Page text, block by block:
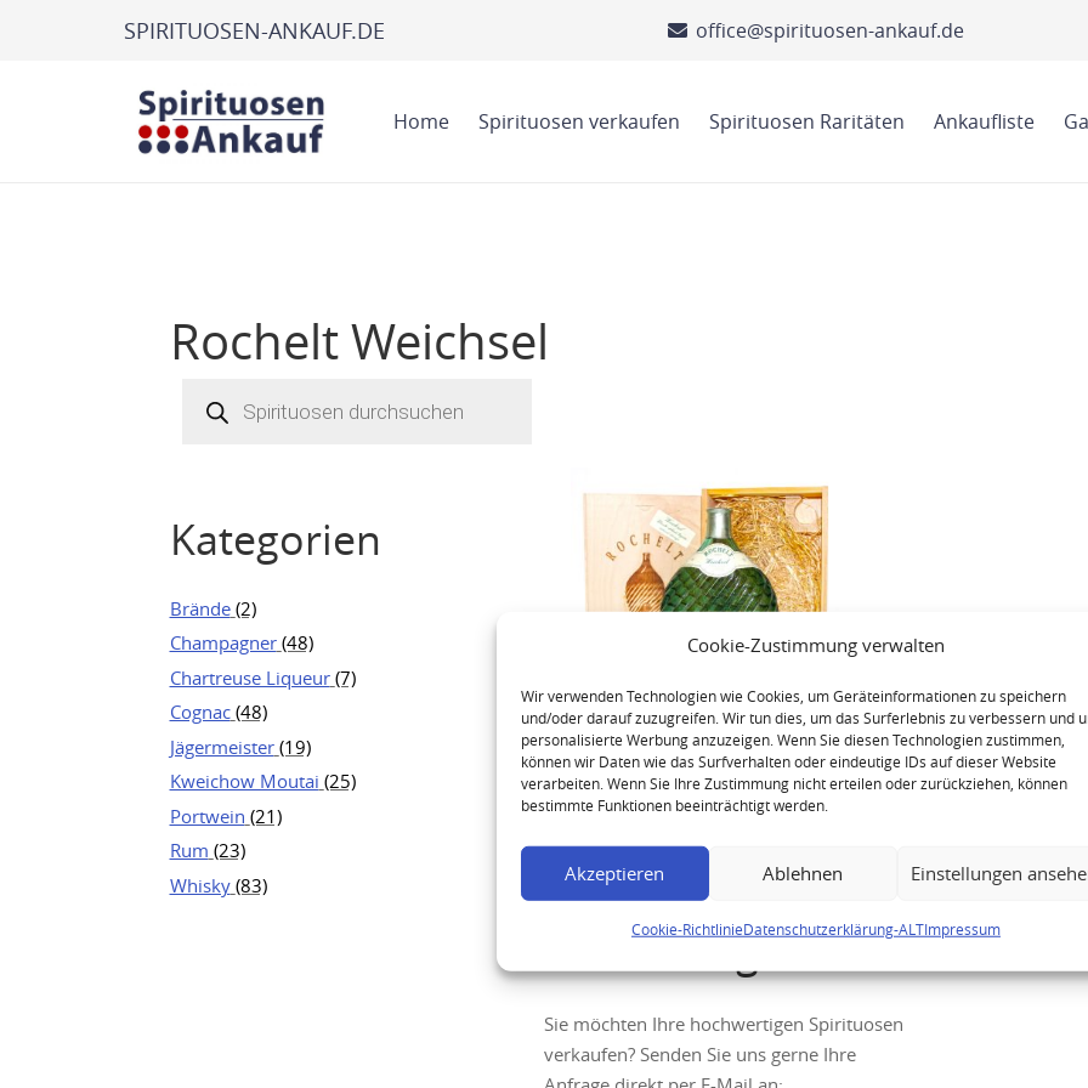
Cookie-Zustimmung verwalten
Wir verwenden Technologien wie Cookies, um Geräteinformationen zu speichern
und/oder darauf zuzugreifen. Wir tun dies, um das Surferlebnis zu verbessern und
personalisierte Werbung anzuzeigen. Wenn Sie diesen Technologien zustimmen,
können wir Daten wie das Surfverhalten oder eindeutige IDs auf dieser Website
verarbeiten. Wenn Sie Ihre Zustimmung nicht erteilen oder zurückziehen, können
bestimmte Funktionen beeinträchtigt werden.
Akzeptieren Ablehnen Einstellungen
Cookie-RichtlinieDatenschutzerklärung-ALTImpressum
SPIRITUOSEN-ANKAUF.DE office@spirituosen-ankauf.de
Home Spirituosen verkaufen Spirituosen Raritäten Ankaufliste
Rochelt Weichsel
search
Kategorien
Brände (2)
Champagner (48)
Chartreuse Liqueur (7)
Cognac (48)
Jägermeister (19)
Kweichow Moutai (25)
Portwein (21)
Rum (23)
Whisky (83)
Rochelt Weichsel 1996
Jahrgangsbrand
Ihre Anfrage
Sie möchten Ihre hochwertigen Spirituosen
verkaufen? Senden Sie uns gerne Ihre